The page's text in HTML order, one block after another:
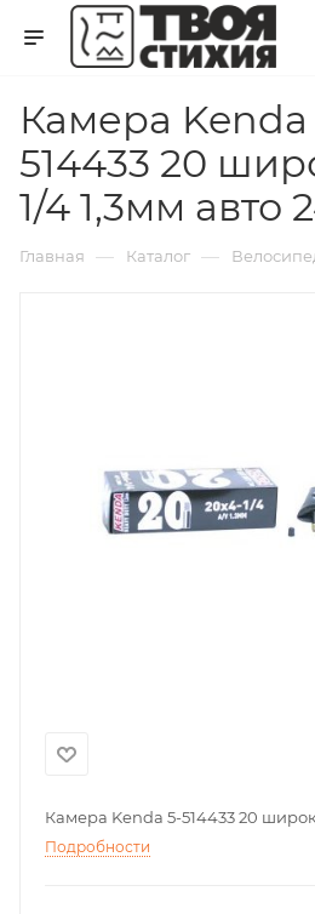
Камера Kenda
514433 20
1/4 1,3мм авто
Главная — Каталог —
Камера Kenda 5-514433 20
Подробности